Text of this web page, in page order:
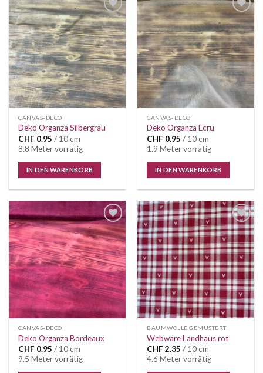
Auf die
Wunschliste
CANVAS-DECO
Deko Organza Silbergrau
CHF 0.95 / 10 cm
8.8 Meter vorrätig
IN DEN WARENKORB
Auf die
Wunschliste
CANVAS-DECO
Deko Organza Ecru
CHF 0.95 / 10 cm
1.9 Meter vorrätig
IN DEN WARENKORB
Auf die
Wunschliste
CANVAS-DECO
Deko Organza Bordeaux
CHF 0.95 / 10 cm
9.5 Meter vorrätig
Auf die
Wunschliste
BAUMWOLLE GEMUSTERT
Webware Landhaus rot
CHF 2.35 / 10 cm
4.6 Meter vorrätig